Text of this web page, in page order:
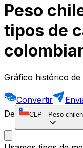
Peso
tipos de
Gráfico histórico de
Convertir
De
CLP - Peso